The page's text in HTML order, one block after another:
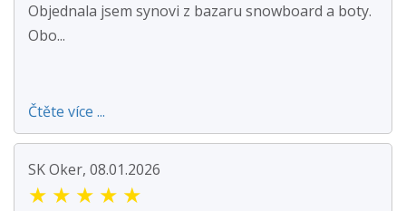
Objednala jsem synovi z bazaru snowboard a boty.
Obo...
Čtěte více ...
SK Oker, 08.01.2026
★ ★ ★ ★ ★